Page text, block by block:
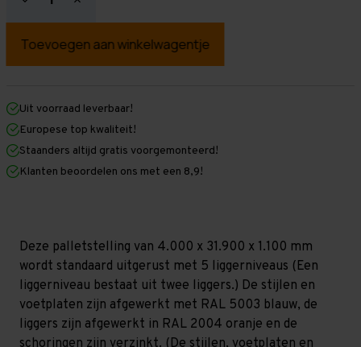
Hoeveelheid
verlagen
Palletstelling
mm
mm
x
1.100
mm
-
-
T100
Hoeveelheid
verhogen
Palletstelling
mm
mm
1.100
mm
(HxLxD)
-
T100
Uit voorraad leverbaar!
Europese top kwaliteit!
Staanders altijd gratis voorgemonteerd!
Klanten beoordelen ons met een 8,9!
Deze palletstelling van 4.000 x 31.900 x 1.100 mm
wordt standaard uitgerust met 5 liggerniveaus (Een
liggerniveau bestaat uit twee liggers.) De stijlen en
voetplaten zijn afgewerkt met RAL 5003 blauw, de
liggers zijn afgewerkt in RAL 2004 oranje en de
schoringen zijn verzinkt. (De stijlen, voetplaten en